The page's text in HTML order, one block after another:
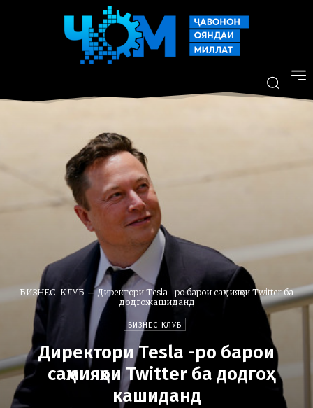
БИЗНЕС-КЛУБ
Директори Tesla -ро барои саҳмияҳои Twitter ба
додгоҳ кашиданд
БИЗНЕС-КЛУБ
Директори Tesla -ро барои
саҳмияҳои Twitter ба додгоҳ
кашиданд